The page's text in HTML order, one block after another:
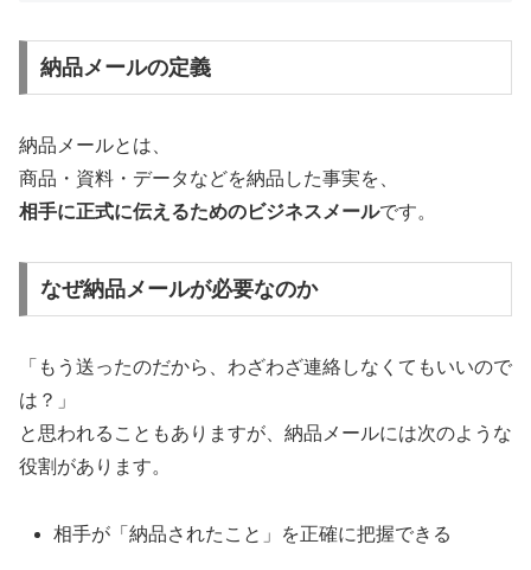
納品メールの定義
納品メールとは、
商品・資料・データなどを納品した事実を、
相手に正式に伝えるためのビジネスメールです。
なぜ納品メールが必要なのか
「もう送ったのだから、わざわざ連絡しなくてもいいので
は？」
と思われることもありますが、納品メールには次のような
役割があります。
相手が「納品されたこと」を正確に把握できる